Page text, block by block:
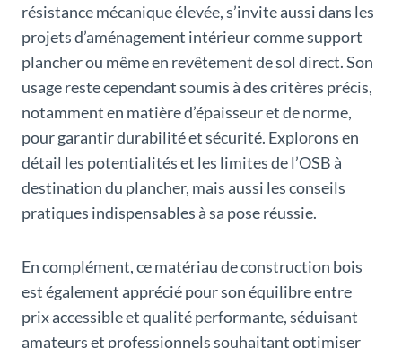
résistance mécanique élevée, s’invite aussi dans les
projets d’aménagement intérieur comme support
plancher ou même en revêtement de sol direct. Son
usage reste cependant soumis à des critères précis,
notamment en matière d’épaisseur et de norme,
pour garantir durabilité et sécurité. Explorons en
détail les potentialités et les limites de l’OSB à
destination du plancher, mais aussi les conseils
pratiques indispensables à sa pose réussie.
En complément, ce matériau de construction bois
est également apprécié pour son équilibre entre
prix accessible et qualité performante, séduisant
amateurs et professionnels souhaitant optimiser